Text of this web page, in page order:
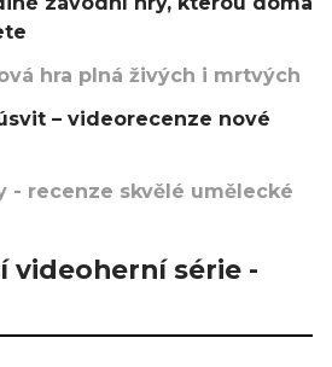
hra plná živých i mrtvých
– videorecenze nové
- recenze skvělé umělecké
videoherní série -